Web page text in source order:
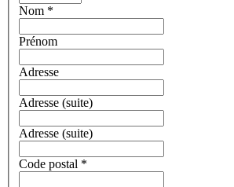
Nom *
Prénom
Adresse
Adresse (suite)
Adresse (suite)
Code postal *